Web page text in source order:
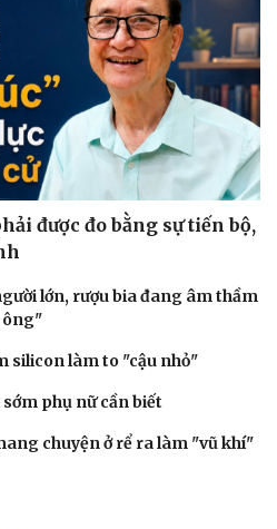
được đo bằng sự tiến bộ,
lớn, rượu bia đang âm thầm
ông"
silicon làm to "cậu nhỏ"
phụ nữ cần biết
chuyện ở rể ra làm "vũ khí"